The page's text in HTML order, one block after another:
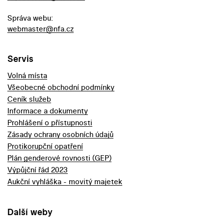
Správa webu:
webmaster@nfa.cz
Servis
Volná místa
Všeobecné obchodní podmínky
Ceník služeb
Informace a dokumenty
Prohlášení o přístupnosti
Zásady ochrany osobních údajů
Protikorupční opatření
Plán genderové rovnosti (GEP)
Výpůjční řád 2023
Aukční vyhláška - movitý majetek
Další weby